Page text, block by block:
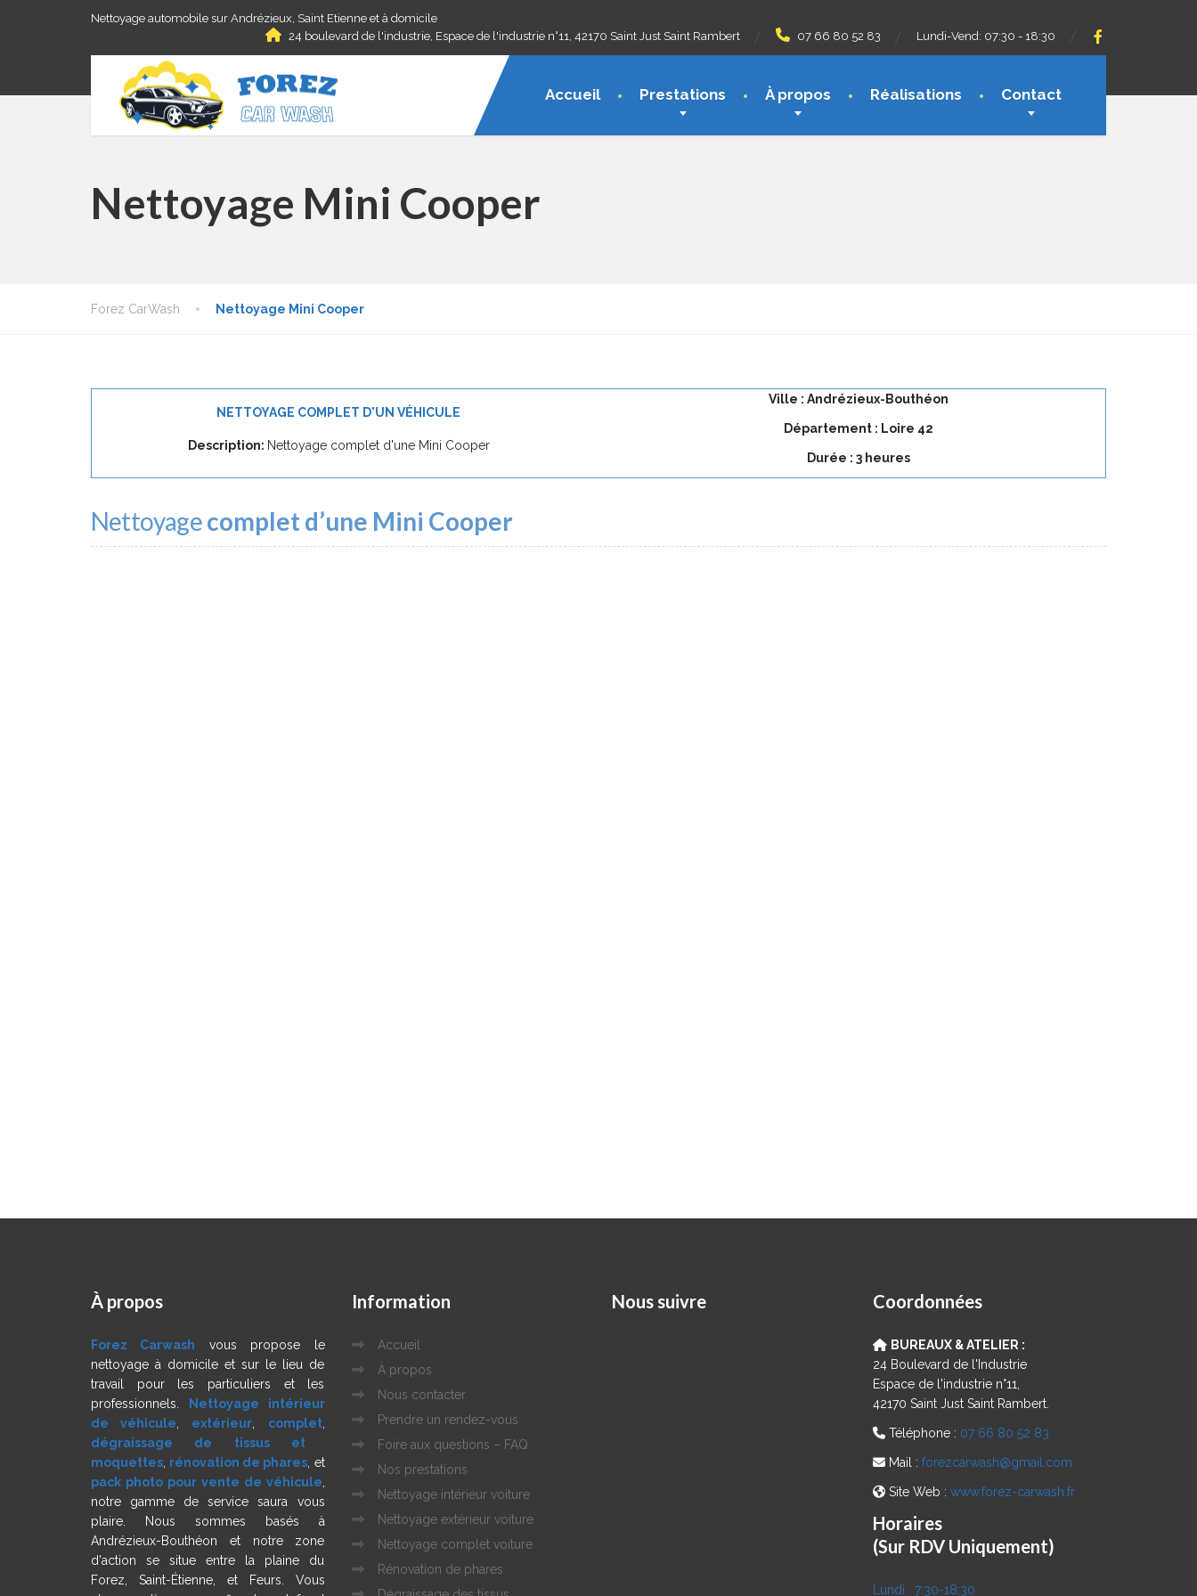
Nettoyage automobile sur Andrézieux, Saint Etienne et à domicile
24 boulevard de l'industrie, Espace de l'industrie n°11, 42170 Saint Just Saint Rambert
07 66 80 52 83 Lundi-Vend: 07:30 - 18:30
Accueil Prestations À propos Réalisations Contact
Nettoyage Mini Cooper
Forez CarWash Nettoyage Mini Cooper
NETTOYAGE COMPLET D'UN VÉHICULE
Description: Nettoyage complet d'une Mini Cooper
Ville : Andrézieux-Bouthéon
Département : Loire 42
Durée : 3 heures
Nettoyagecomplet d’une Mini Cooper
À propos
Forez Carwash vous propose le
nettoyage à domicile et sur le lieu de
travail pour les particuliers et les
professionnels.
Nettoyage intérieur
de véhicule
extérieur complet,
dégraissage de tissus et
moquettes rénovation de phares , et
pack photo pour vente de véhicule
notre gamme de service saura vous
plaire. Nous sommes basés à
Andrézieux-Bouthéon et notre zone
d'action se situe entre la plaine du
Forez, Saint-Étienne, et Feurs. Vous
Information
Accueil
À propos
Nous contacter
Prendre un rendez-vous
Foire aux questions – FAQ
Nos prestations
Nettoyage intérieur voiture
Nettoyage extérieur voiture
Nettoyage complet voiture
Rénovation de phares
Nous suivre Coordonnées
BUREAUX & ATELIER :
24 Boulevard de l'Industrie
Espace de l'industrie n°11,
42170 Saint Just Saint Rambert.
Téléphone : 07 66 80 52 83
Mail : forezcarwash@gmail.com
Site Web : www.forez-carwash.fr
Horaires
(Sur RDV Uniquement)
Lundi : 7:30-18:30